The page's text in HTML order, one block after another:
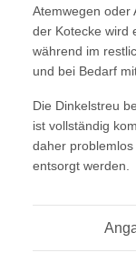
Atemwegen oder
der Kotecke wird
während im
und bei Bedarf
Die Dinkelstreu
ist vollständig
daher
entsorgt werden.